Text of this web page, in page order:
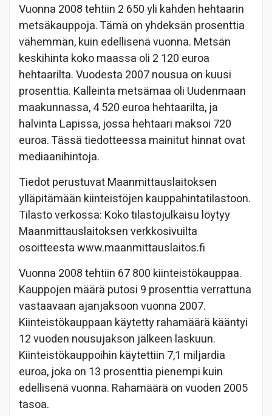
Vuonna 2008 tehtiin 2 650 yli kahden hehtaarin
metsäkauppoja. Tämä on yhdeksän prosenttia
vähemmän, kuin edellisenä vuonna. Metsän
keskihinta koko maassa oli 2 120 euroa
hehtaarilta. Vuodesta 2007 nousua on kuusi
prosenttia. Kalleinta metsämaa oli Uudenmaan
maakunnassa, 4 520 euroa hehtaarilta, ja
halvinta Lapissa, jossa hehtaari maksoi 720
euroa. Tässä tiedotteessa mainitut hinnat ovat
mediaanihintoja.
Tiedot perustuvat Maanmittauslaitoksen
ylläpitämään kiinteistöjen kauppahintatilastoon.
Tilasto verkossa: Koko tilastojulkaisu löytyy
Maanmittauslaitoksen verkkosivuilta
osoitteesta www.maanmittauslaitos.fi
Vuonna 2008 tehtiin 67 800 kiinteistökauppaa.
Kauppojen määrä putosi 9 prosenttia verrattuna
vastaavaan ajanjaksoon vuonna 2007.
Kiinteistökauppaan käytetty rahamäärä kääntyi
12 vuoden nousujakson jälkeen laskuun.
Kiinteistökauppoihin käytettiin 7,1 miljardia
euroa, joka on 13 prosenttia pienempi kuin
edellisenä vuonna. Rahamäärä on vuoden 2005
tasoa.